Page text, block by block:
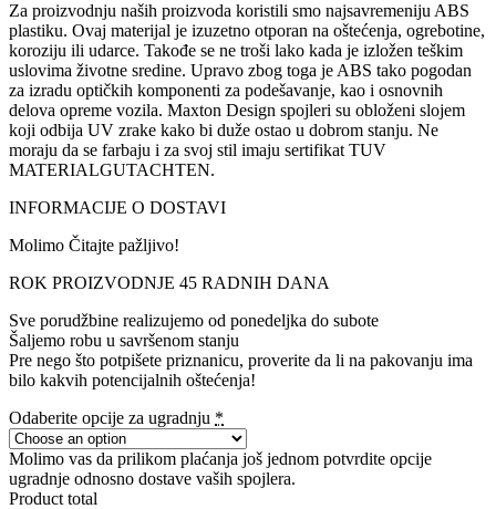
Za proizvodnju naših proizvoda koristili smo najsavremeniju ABS
plastiku. Ovaj materijal je izuzetno otporan na oštećenja, ogrebotine,
koroziju ili udarce. Takođe se ne troši lako kada je izložen teškim
uslovima životne sredine. Upravo zbog toga je ABS tako pogodan
za izradu optičkih komponenti za podešavanje, kao i osnovnih
delova opreme vozila. Maxton Design spojleri su obloženi slojem
koji odbija UV zrake kako bi duže ostao u dobrom stanju. Ne
moraju da se farbaju i za svoj stil imaju sertifikat TUV
MATERIALGUTACHTEN.
INFORMACIJE O DOSTAVI
Molimo Čitajte pažljivo!
ROK PROIZVODNJE 45 RADNIH DANA
Sve porudžbine realizujemo od ponedeljka do subote
Šaljemo robu u savršenom stanju
Pre nego što potpišete priznanicu, proverite da li na pakovanju ima
bilo kakvih potencijalnih oštećenja!
Odaberite opcije za ugradnju *
Molimo vas da prilikom plaćanja još jednom potvrdite opcije
ugradnje odnosno dostave vaših spojlera.
Product total